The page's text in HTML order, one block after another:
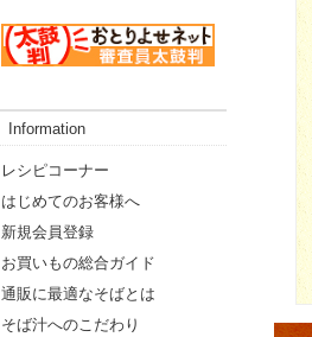
Information
レシピコーナー
はじめてのお客様へ
新規会員登録
お買いもの総合ガイド
通販に最適なそばとは
そば汁へのこだわり